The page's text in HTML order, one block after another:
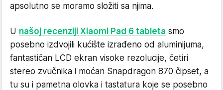
apsolutno se moramo složiti sa njima.
U našoj recenziji Xiaomi Pad 6 tableta smo
posebno izdvojili kućište izrađeno od aluminijuma,
fantastičan LCD ekran visoke rezolucije, četiri
stereo zvučnika i moćan Snapdragon 870 čipset, a
tu su i pametna olovka i tastatura koje se posebno